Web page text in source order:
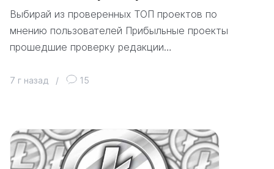
Выбирай из проверенных ТОП проектов по
мнению пользователей Прибыльные проекты
прошедшие проверку редакции…
7 г назад / 15